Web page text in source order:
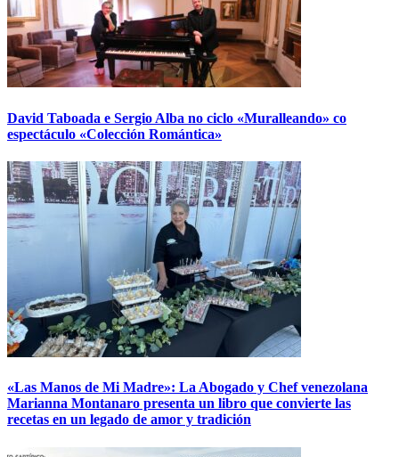
David Taboada e Sergio Alba no ciclo «Muralleando» co
espectáculo «Colección Romántica»
«Las Manos de Mi Madre»: La Abogado y Chef venezolana
Marianna Montanaro presenta un libro que convierte las
recetas en un legado de amor y tradición